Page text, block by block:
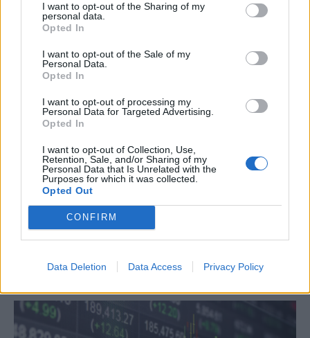
I want to opt-out of the Sharing of my
personal data.
Opted In
I want to opt-out of the Sale of my
Personal Data.
Opted In
I want to opt-out of processing my
Personal Data for Targeted Advertising.
Opted In
I want to opt-out of Collection, Use,
Retention, Sale, and/or Sharing of my
Personal Data that Is Unrelated with the
Purposes for which it was collected.
Opted Out
CONFIRM
Data Deletion Data Access Privacy Policy
MARKETS
Ήπια μεταβολή στους δείκτες της Wall
Street εν μέσω γεωπολιτικών πιέσεων
NEWSROOM/11 Μαΐ 2026